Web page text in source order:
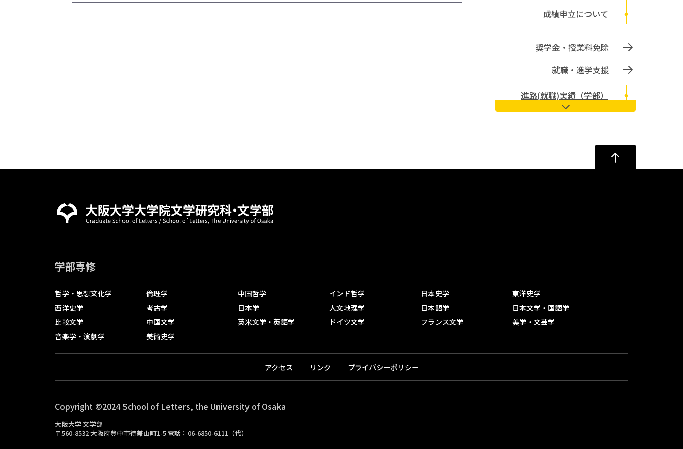
成績申立について
奨学金・授業料免除
就職・進学支援
進路(就職)実績（学部）
進路(就職)実績（大学院 博士
文学部就職支援イベント
他研究機関の公募情報
学習・生活相談デスク
メールでの相談
学部専修
哲学・思想文化学 倫理学 中国哲学 インド哲学 日本史学
東洋史学
西洋史学
考古学 日本学 人文地理学 日本語学
日本文学・国語学
比較文学
中国文学 英米文学・英語学 ドイツ文学 フランス文学
美学・文芸学
音楽学・演劇学
美術史学
アクセス リンク プライバシーポリシー
Copyright ©2024 School of Letters, the University of Osaka
大阪大学 文学部
〒560-8532 大阪府豊中市待兼山町1-5 電話：06-6850-6111（代）